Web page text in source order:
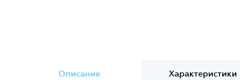
Описание Характеристики